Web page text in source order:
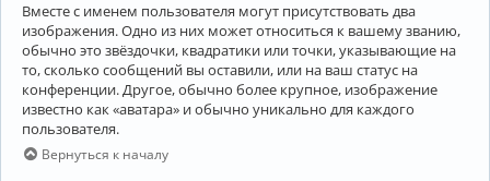
Вместе с именем пользователя могут присутствовать два
изображения. Одно из них может относиться к вашему званию,
обычно это звёздочки, квадратики или точки, указывающие на
то, сколько сообщений вы оставили, или на ваш статус на
конференции. Другое, обычно более крупное, изображение
известно как «аватара» и обычно уникально для каждого
пользователя.
Вернуться к началу